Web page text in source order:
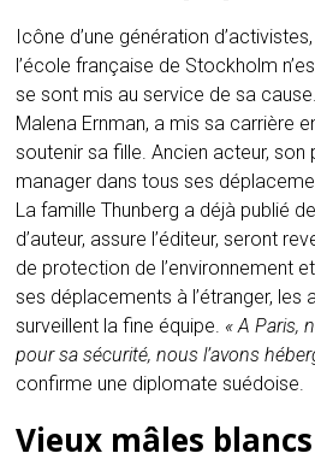
Icône d’une génération
l’école française de Stockholm
se sont mis au service de sa
Malena Ernman, a mis sa carrière
soutenir sa fille. Ancien acteur, son
manager dans tous ses
La famille Thunberg a déjà publié
d’auteur, assure l’éditeur, seront
de protection de l’environnement
ses déplacements à l’étranger, les
surveillent la fine équipe. « A Paris,
pour sa sécurité, nous l’avons
confirme une diplomate suédoise.
Vieux mâles blancs